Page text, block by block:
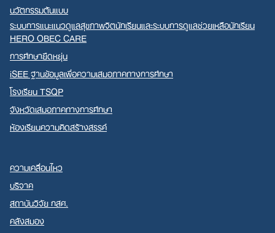
นวัตกรรมต้นแบบ
ระบบการแนะแนวดูแลสุขภาพจิตนักเรียนและระบบการดูแลช่วยเหลือนักเรียน
HERO OBEC CARE
การศึกษายืดหยุ่น
iSEE ฐานข้อมูลเพื่อความเสมอภาคทางการศึกษา
โรงเรียน TSQP
จังหวัดเสมอภาคทางการศึกษา
ห้องเรียนความคิดสร้างสรรค์
ความเคลื่อนไหว
บริจาค
สถาบันวิจัย กสศ.
คลังสมอง